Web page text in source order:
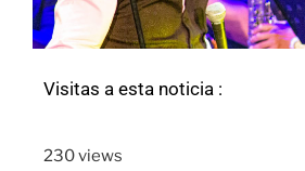
Visitas a esta noticia :
230 views